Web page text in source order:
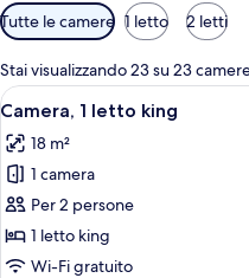
Filtri
disponibili
per
le
camere
Tutte le camere 1 letto 2 letti
Stai visualizzando 23 su 23
Apri
tutte
le
foto
per
Camera,
1
10
Camera, 1 letto king
18 m²
1 camera
Per 2 persone
1 letto king
Wi-Fi gratuito